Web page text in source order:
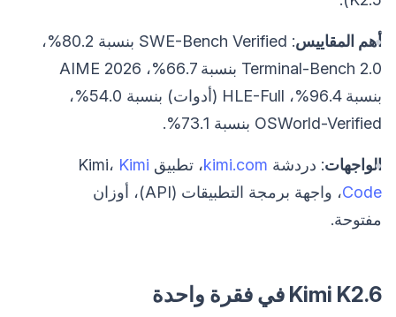
أهم المقاييس
: SWE-Bench Verified بنسبة 80.2%،
Terminal-Bench 2.0 بنسبة 66.7%، AIME 2026
بنسبة 96.4%، HLE-Full (أدوات) بنسبة 54.0%،
OSWorld-Verified بنسبة 73.1%.
الواجهات: دردشة kimi.com، تطبيق Kimi، Kimi
Code
، واجهة برمجة التطبيقات (API)، أوزان
مفتوحة.
Kimi K2.6 في فقرة واحدة